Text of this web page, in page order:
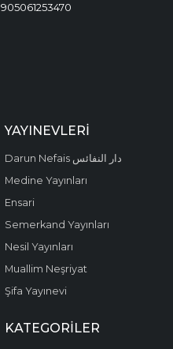
905061253470
YAYINEVLERI
Darun Nefais دار النفائس
Medine Yayınları
Ensari
Semerkand Yayınları
Nesil Yayınları
Muallim Neşriyat
Şifa Yayınevi
KATEGORILER